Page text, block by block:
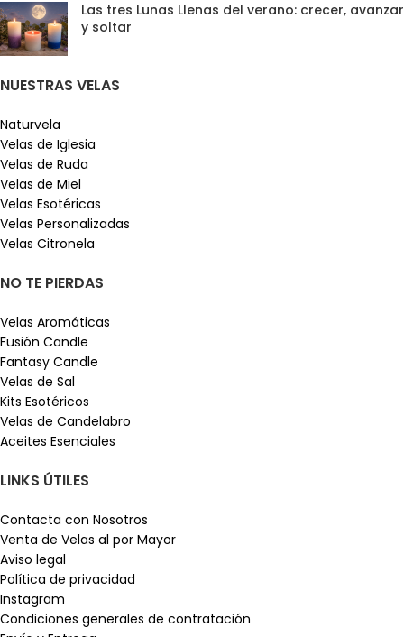
Las tres Lunas Llenas del verano: crecer, avanzar
y soltar
NUESTRAS VELAS
Naturvela
Velas de Iglesia
Velas de Ruda
Velas de Miel
Velas Esotéricas
Velas Personalizadas
Velas Citronela
NO TE PIERDAS
Velas Aromáticas
Fusión Candle
Fantasy Candle
Velas de Sal
Kits Esotéricos
Velas de Candelabro
Aceites Esenciales
LINKS ÚTILES
Contacta con Nosotros
Venta de Velas al por Mayor
Aviso legal
Política de privacidad
Instagram
Condiciones generales de contratación